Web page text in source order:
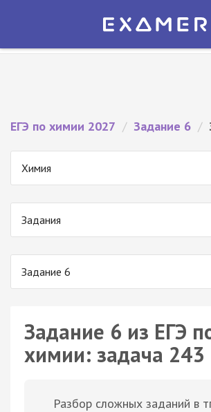
Экзамер — ЕГЭ 2027
ЕГЭ по химии 2027 / Задание 6 /
Химия
Задания
Задание 6
Задание 6 из ЕГЭ
химии: задача 243
Разбор сложных заданий в